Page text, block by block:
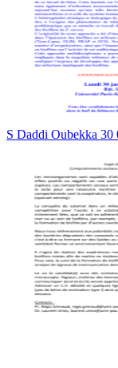
S Daddi Oubekka 30